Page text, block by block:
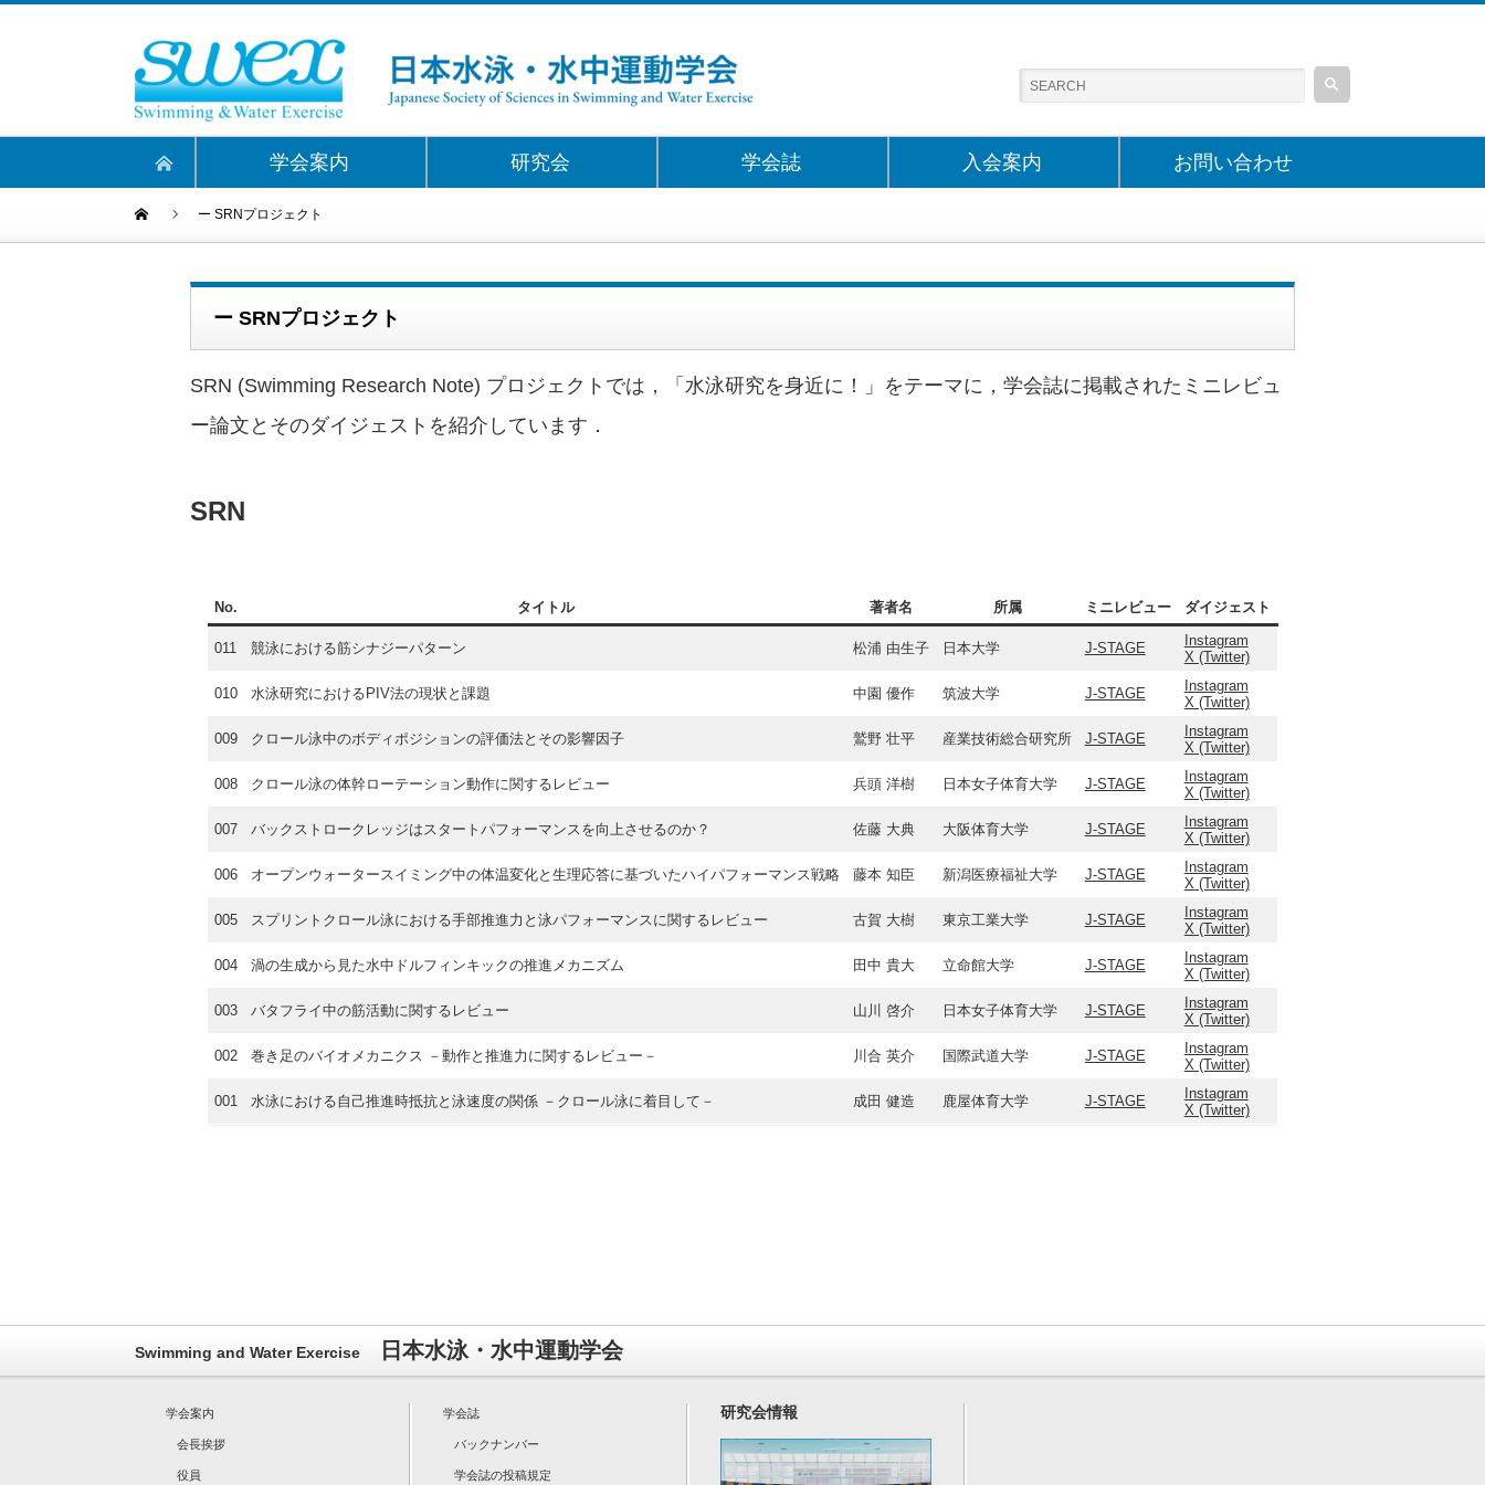
学会案内 研究会 学会誌 入会案内 お問い合わせ
ー SRNプロジェクト
ー SRNプロジェクト
SRN (Swimming Research Note) プロジェクトでは，「水泳研究を身近に！」をテーマに，学会誌に掲載されたミニレビュ
ー論文とそのダイジェストを紹介しています．
SRN
No. タイトル 著者名 所属 ミニレビュー ダイジェスト
011 競泳における筋シナジーパターン 松浦 由生子 日本大学 J-STAGE
Instagram
X (Twitter)
010 水泳研究におけるPIV法の現状と課題 中園 優作 筑波大学 J-STAGE
Instagram
X (Twitter)
009 クロール泳中のボディポジションの評価法とその影響因子 鷲野 壮平 産業技術総合研究所 J-STAGE
Instagram
X (Twitter)
008 クロール泳の体幹ローテーション動作に関するレビュー 兵頭 洋樹 日本女子体育大学 J-STAGE
Instagram
X (Twitter)
007 バックストロークレッジはスタートパフォーマンスを向上させるのか？ 佐藤 大典 大阪体育大学 J-STAGE
Instagram
X (Twitter)
006 オープンウォータースイミング中の体温変化と生理応答に基づいたハイパフォーマンス戦略 藤本 知臣 新潟医療福祉大学 J-STAGE
Instagram
X (Twitter)
005 スプリントクロール泳における手部推進力と泳パフォーマンスに関するレビュー 古賀 大樹 東京工業大学 J-STAGE
Instagram
X (Twitter)
004 渦の生成から見た水中ドルフィンキックの推進メカニズム 田中 貴大 立命館大学 J-STAGE
Instagram
X (Twitter)
003 バタフライ中の筋活動に関するレビュー 山川 啓介 日本女子体育大学 J-STAGE
Instagram
X (Twitter)
002 巻き足のバイオメカニクス －動作と推進力に関するレビュー－ 川合 英介 国際武道大学 J-STAGE
Instagram
X (Twitter)
001 ⽔泳における⾃⼰推進時抵抗と泳速度の関係 －クロール泳に着⽬して－ 成田 健造 鹿屋体育大学 J-STAGE
Instagram
X (Twitter)
Swimming and Water Exercise 日本水泳・水中運動学会
学会案内
会長挨拶
役員
学会誌
バックナンバー
学会誌の投稿規定
研究会情報